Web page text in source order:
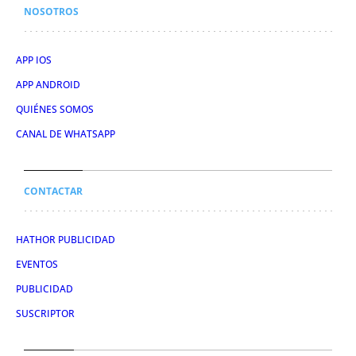
NOSOTROS
APP IOS
APP ANDROID
QUIÉNES SOMOS
CANAL DE WHATSAPP
CONTACTAR
HATHOR PUBLICIDAD
EVENTOS
PUBLICIDAD
SUSCRIPTOR